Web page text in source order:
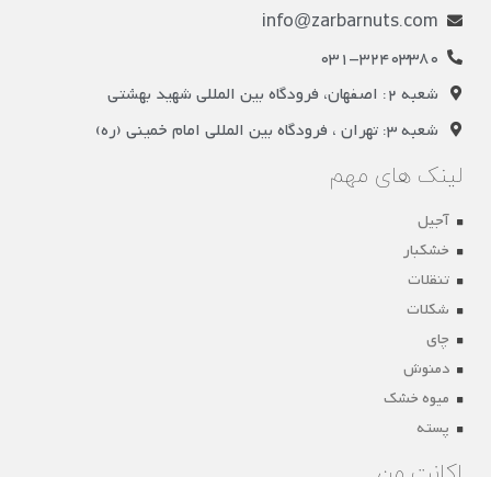
info@zarbarnuts.com
031-32403380
شعبه 2: اصفهان، فرودگاه بین المللی شهید بهشتی
شعبه 3: تهران ، فرودگاه بین المللی امام خمینی (ره)
لینک های مهم
آجیل
خشکبار
تنقلات
شکلات
چای
دمنوش
میوه خشک
پسته